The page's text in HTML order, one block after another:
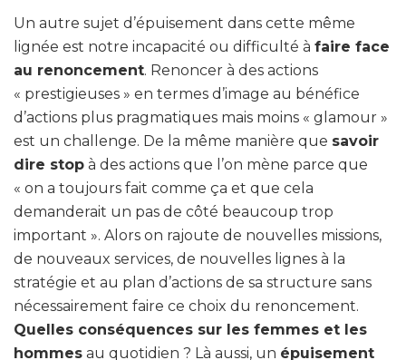
Un autre sujet d’épuisement dans cette même
lignée est notre incapacité ou difficulté à faire face
au renoncement. Renoncer à des actions
« prestigieuses » en termes d’image au bénéfice
d’actions plus pragmatiques mais moins « glamour »
est un challenge. De la même manière que savoir
dire stop à des actions que l’on mène parce que
« on a toujours fait comme ça et que cela
demanderait un pas de côté beaucoup trop
important ». Alors on rajoute de nouvelles missions,
de nouveaux services, de nouvelles lignes à la
stratégie et au plan d’actions de sa structure sans
nécessairement faire ce choix du renoncement.
Quelles conséquences sur les femmes et les
hommes au quotidien ? Là aussi, un épuisement